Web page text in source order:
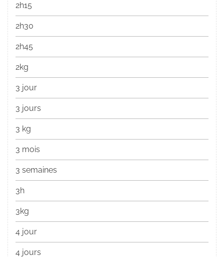
2h15
2h30
2h45
2kg
3 jour
3 jours
3 kg
3 mois
3 semaines
3h
3kg
4 jour
4 jours